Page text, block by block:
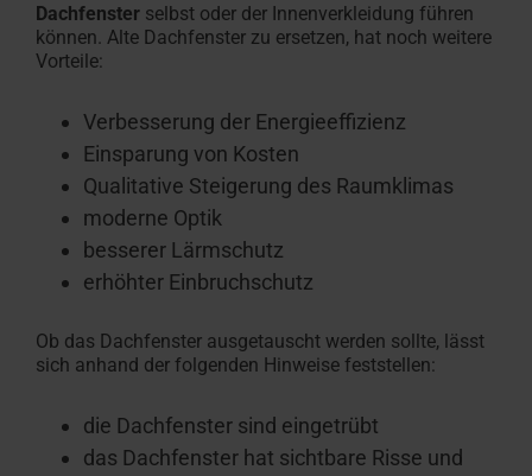
Dachfenster selbst oder der Innenverkleidung führen
können. Alte Dachfenster zu ersetzen, hat noch weitere
Vorteile:
Verbesserung der Energieeffizienz
Einsparung von Kosten
Qualitative Steigerung des Raumklimas
moderne Optik
besserer Lärmschutz
erhöhter Einbruchschutz
Ob das Dachfenster ausgetauscht werden sollte, lässt
sich anhand der folgenden Hinweise feststellen:
die Dachfenster sind eingetrübt
das Dachfenster hat sichtbare Risse und